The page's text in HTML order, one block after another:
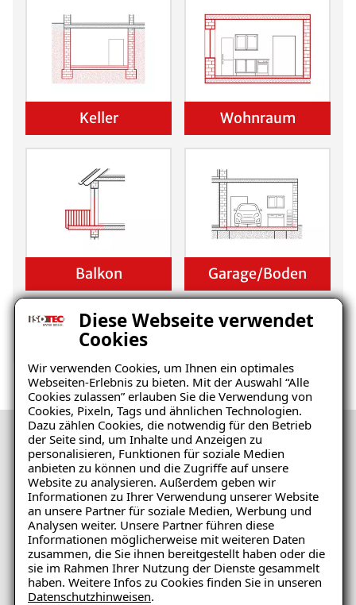
Diese Webseite verwendet
Cookies
Wir verwenden Cookies, um Ihnen ein optimales
Webseiten-Erlebnis zu bieten. Mit der Auswahl “Alle
Cookies zulassen” erlauben Sie die Verwendung von
Cookies, Pixeln, Tags und ähnlichen Technologien.
Dazu zählen Cookies, die notwendig für den Betrieb
der Seite sind, um Inhalte und Anzeigen zu
personalisieren, Funktionen für soziale Medien
anbieten zu können und die Zugriffe auf unsere
Website zu analysieren. Außerdem geben wir
Informationen zu Ihrer Verwendung unserer Website
an unsere Partner für soziale Medien, Werbung und
Analysen weiter. Unsere Partner führen diese
Informationen möglicherweise mit weiteren Daten
zusammen, die Sie ihnen bereitgestellt haben oder die
sie im Rahmen Ihrer Nutzung der Dienste gesammelt
haben. Weitere Infos zu Cookies finden Sie in unseren
Datenschutzhinweisen.
Keller Wohnraum
Balkon Garage/Boden
Immer besser. Im Team.
Wir glauben an das Zusammenspiel zwischen
unseren Mitarbeitern und unseren Kunden. Beide
bilden das Fundament und den Erfolg von ISOTEC.
Wir bieten dir mehr als nur einen Job, wir bieten dir
eine Zukunft.